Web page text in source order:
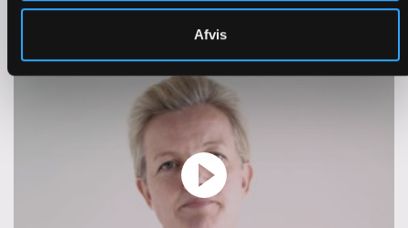
Afvis
Pinse | Derfor spiser vi fisk